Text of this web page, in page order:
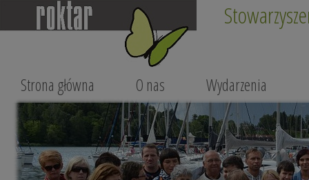
Strona główna O nas Wydarzenia